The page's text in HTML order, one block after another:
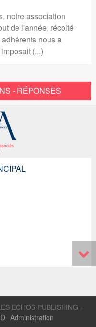
notre association
de l'année, récolté
nous a
(...)
- RÉPONSES
ECHOS PUBLISHING
Administration